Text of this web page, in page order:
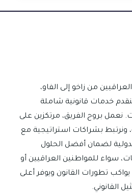
من زاخو إلى الفاو،
خدمات قانونية شاملة
بروح الفريق، مرتكزين على
ونرتبط بشراكات استراتيجية مع
لضمان أفضل الحلول
سواء للمواطنين العراقيين أو
تطورات القانون ويوفر أعلى
القانوني.